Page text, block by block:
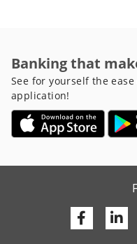
Banking that
See for yourself the
application!